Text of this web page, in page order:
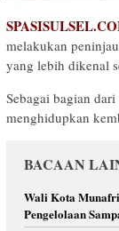
melakukan
yang lebih dikenal
Sebagai bagian
menghidupkan
BACAAN
Wali Kota
Pengelolaan